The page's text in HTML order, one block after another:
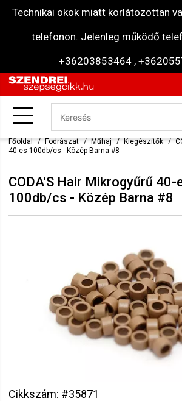
Technikai okok miatt korlátozottan
telefonon. Jelenleg működő
+36203853464 ,
Főoldal Fodrászat Műhaj Kiegészítők
40-es 100db/cs - Közép Barna #8
CODA'S Hair Mikrogyűrű 40-
100db/cs - Közép Barna #8
Cikkszám: #35871